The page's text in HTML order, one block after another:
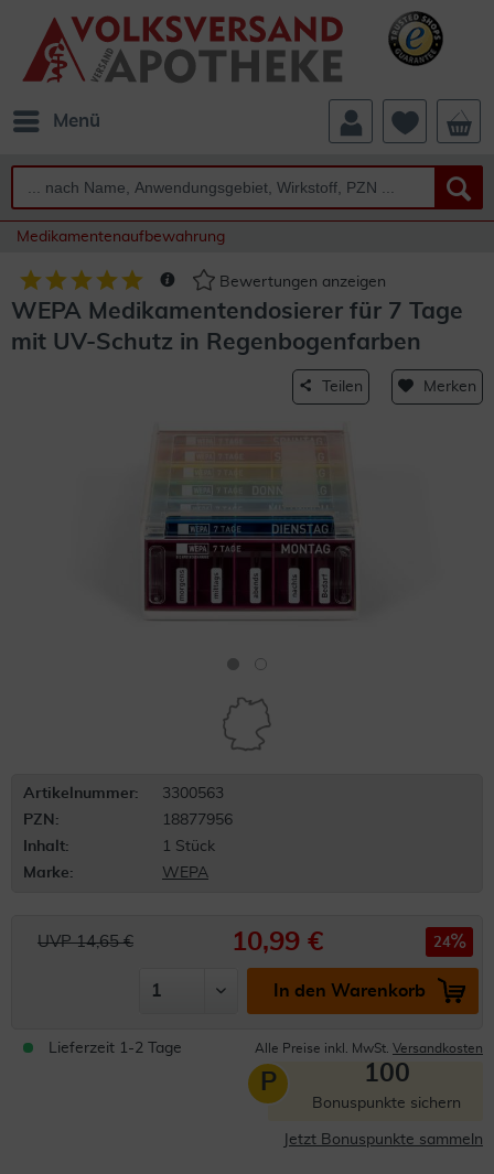
Menü
Medikamentenaufbewahrung
Bewertungen anzeigen
WEPA Medikamentendosierer für 7 Tage
mit UV-Schutz in Regenbogenfarben
Teilen Merken
Artikelnummer:
3300563
PZN:
18877956
Inhalt:
1 Stück
Marke:
WEPA
UVP 14,65 € 10,99 € 24
In den Warenkorb
Lieferzeit 1-2 Tage Alle Preise inkl. MwSt. Versandkosten
P 100
Bonuspunkte sichern
Jetzt Bonuspunkte sammeln